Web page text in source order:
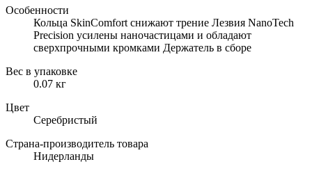
Особенности
Кольца SkinComfort снижают трение Лезвия NanoTech
Precision усилены наночастицами и обладают
сверхпрочными кромками Держатель в сборе
Вес в упаковке
0.07 кг
Цвет
Серебристый
Страна-производитель товара
Нидерланды